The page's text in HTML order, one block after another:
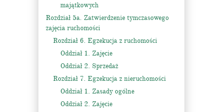
majątkowych
Rozdział 5a. Zatwierdzenie tymczasowego
zajęcia ruchomości
Rozdział 6. Egzekucja z ruchomości
Oddział 1. Zajęcie
Oddział 2. Sprzedaż
Rozdział 7. Egzekucja z nieruchomości
Oddział 1. Zasady ogólne
Oddział 2. Zajęcie